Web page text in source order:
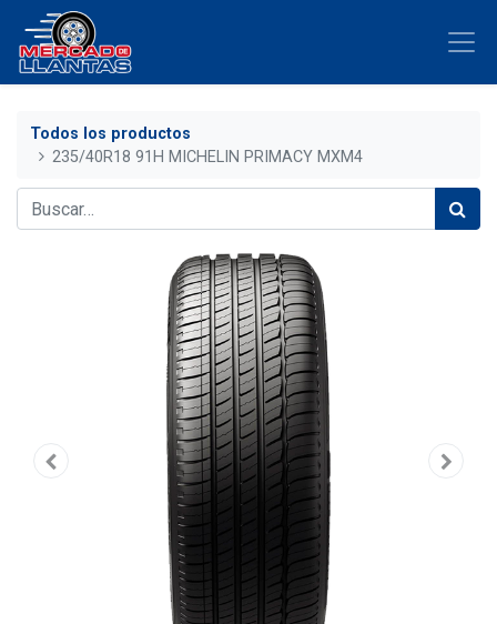
Todos los productos
235/40R18 91H MICHELIN PRIMACY MXM4